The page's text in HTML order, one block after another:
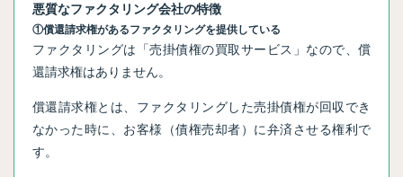
悪質なファクタリング会社の特徴
①償還請求権があるファクタリングを提供している
ファクタリングは「売掛債権の買取サービス」なので、償
還請求権はありません。
償還請求権とは、ファクタリングした売掛債権が回収でき
なかった時に、お客様（債権売却者）に弁済させる権利で
す。